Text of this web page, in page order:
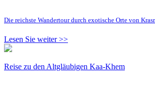
Die reichste Wandertour durch exotische Orte von
Lesen Sie weiter >>
Reise zu den Altgläubigen Kaa-Khem